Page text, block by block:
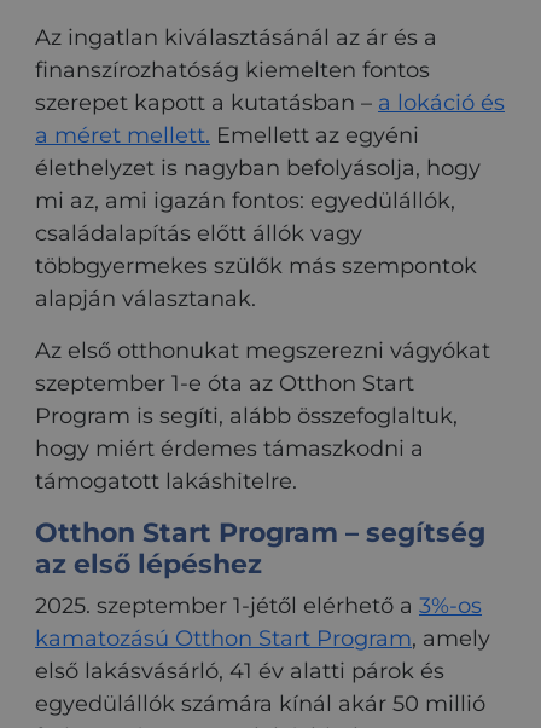
Az ingatlan kiválasztásánál az ár és a
finanszírozhatóság kiemelten fontos
szerepet kapott a kutatásban – a lokáció és
a méret mellett. Emellett az egyéni
élethelyzet is nagyban befolyásolja, hogy
mi az, ami igazán fontos: egyedülállók,
családalapítás előtt állók vagy
többgyermekes szülők más szempontok
alapján választanak.
Az első otthonukat megszerezni vágyókat
szeptember 1-e óta az Otthon Start
Program is segíti, alább összefoglaltuk,
hogy miért érdemes támaszkodni a
támogatott lakáshitelre.
Otthon Start Program – segítség
az első lépéshez
2025. szeptember 1-jétől elérhető a 3%-os
kamatozású Otthon Start Program, amely
első lakásvásárló, 41 év alatti párok és
egyedülállók számára kínál akár 50 millió